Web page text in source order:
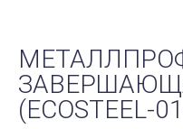
(ECOSTEEL-